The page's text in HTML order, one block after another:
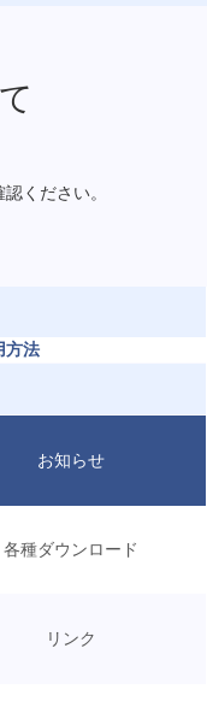
ください。
方法
お知らせ
各種ダウンロード
リンク